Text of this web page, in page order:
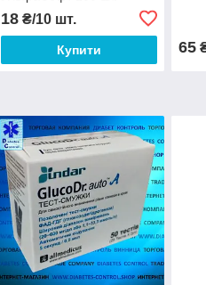
18₴/10 шт.
Купити 65